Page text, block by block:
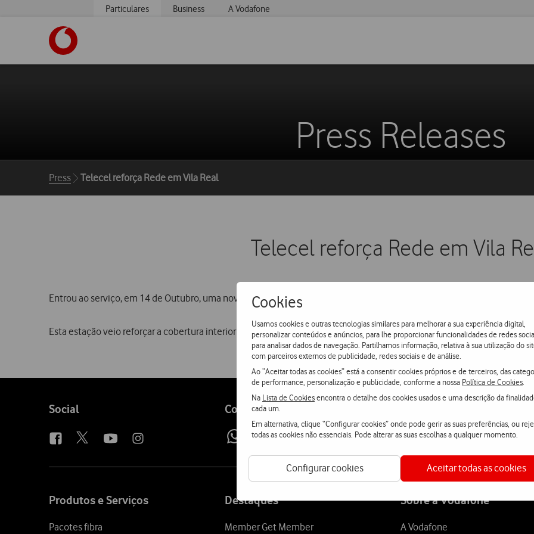
Cookies
Usamos cookies e outras tecnologias similares para melhorar a sua experiência digital,
personalizar conteúdos e anúncios, para lhe proporcionar funcionalidades de redes
para analisar dados de navegação. Partilhamos informação, relativa à sua utilização do
com parceiros externos de publicidade, redes sociais e de análise.
Ao “Aceitar todas as cookies” está a consentir cookies próprios e de terceiros, das
de performance, personalização e publicidade, conforme a nossa Política de Cookies
Na Lista de Cookiesencontra o detalhe dos cookies usados e uma descrição da
cada um.
Em alternativa, clique “Configurar cookies” onde pode gerir as suas preferências, ou
todas as cookies não essenciais. Pode alterar as suas escolhas a qualquer momento.
Configurar cookies Aceitar todas as cookies
Particulares Business A Vodafone
Press Releases
Breadcrumbs
Press Telecel reforça Rede em Vila Real
Telecel reforça Rede em Vila
Entrou ao serviço, em 14 de Outubro, uma nova estação-base da Telecel na área de Vila Real.
Esta estação veio reforçar a cobertura interior e exterior das comunicações celulares na zona industrial.
Follow
Social Contacta-nos
WhatsApp Webchat Fala
Produtos e Serviços
Pacotes fibra
Destaques
Member Get Member
Sobre a Vodafone
A Vodafone